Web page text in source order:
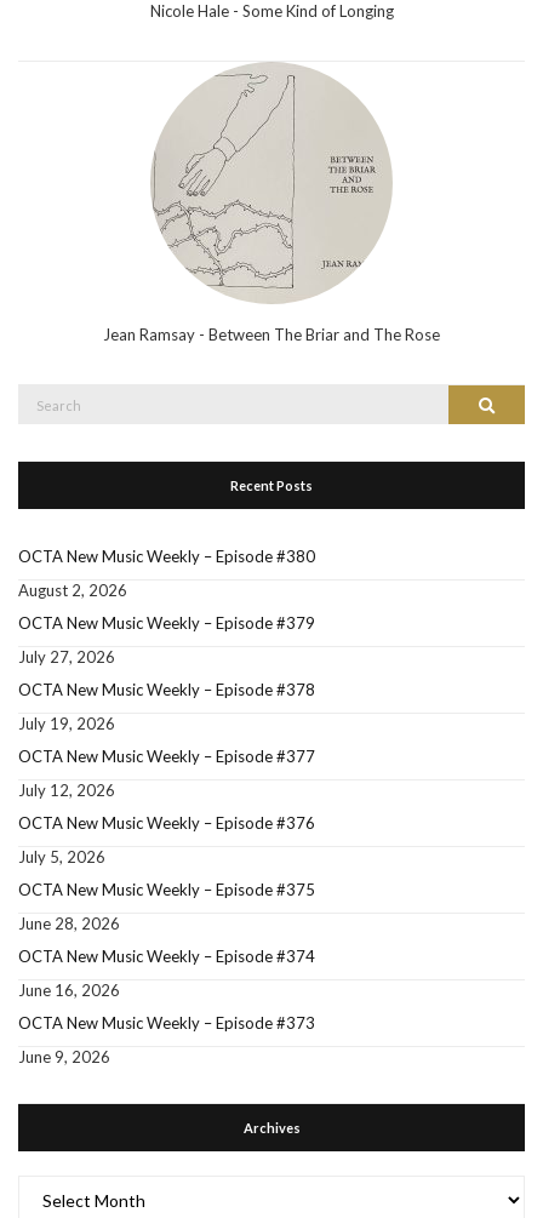
Nicole Hale - Some Kind of Longing
Jean Ramsay - Between The Briar and The Rose
Search
Recent Posts
OCTA New Music Weekly – Episode #380
August 2, 2026
OCTA New Music Weekly – Episode #379
July 27, 2026
OCTA New Music Weekly – Episode #378
July 19, 2026
OCTA New Music Weekly – Episode #377
July 12, 2026
OCTA New Music Weekly – Episode #376
July 5, 2026
OCTA New Music Weekly – Episode #375
June 28, 2026
OCTA New Music Weekly – Episode #374
June 16, 2026
OCTA New Music Weekly – Episode #373
June 9, 2026
Archives